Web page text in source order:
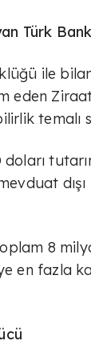
Türk
ile
Ziraat
temalı
doları
8
en fazla